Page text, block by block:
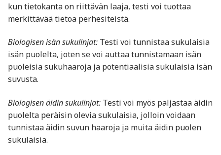
kun tietokanta on riittävän laaja, testi voi tuottaa
merkittävää tietoa perhesiteistä.
Biologisen isän sukulinjat: Testi voi tunnistaa sukulaisia
isän puolelta, joten se voi auttaa tunnistamaan isän
puoleisia sukuhaaroja ja potentiaalisia sukulaisia isän
suvusta.
Biologisen äidin sukulinjat: Testi voi myös paljastaa äidin
puolelta peräisin olevia sukulaisia, jolloin voidaan
tunnistaa äidin suvun haaroja ja muita äidin puolen
sukulaisia.